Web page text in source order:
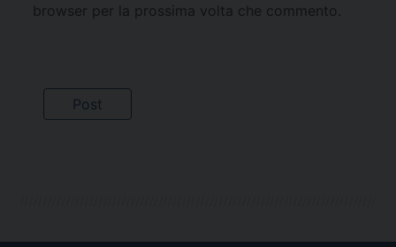
browser per la prossima volta che commento.